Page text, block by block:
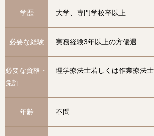
学歴 大学、専門学校卒以上
必要な経験 実務経験3年以上の方優遇
必要な資格・
免許
理学療法士若しくは作業療法士
年齢 不問